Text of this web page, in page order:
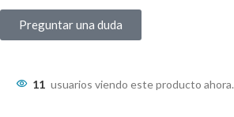
Preguntar una duda
11 usuarios viendo este producto ahora.